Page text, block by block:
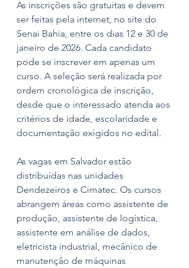
As inscrições são gratuitas e devem
ser feitas pela internet, no site do
Senai Bahia, entre os dias 12 e 30 de
janeiro de 2026. Cada candidato
pode se inscrever em apenas um
curso. A seleção será realizada por
ordem cronológica de inscrição,
desde que o interessado atenda aos
critérios de idade, escolaridade e
documentação exigidos no edital.
As vagas em Salvador estão
distribuídas nas unidades
Dendezeiros e Cimatec. Os cursos
abrangem áreas como assistente de
produção, assistente de logística,
assistente em análise de dados,
eletricista industrial, mecânico de
manutenção de máquinas